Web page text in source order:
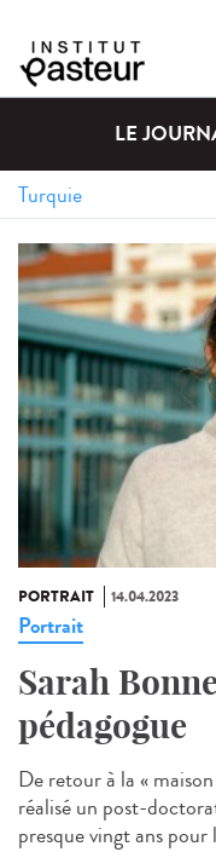
LE
PORTRAIT 14.04.2023
Portrait
Sarah
pédagogue
De retour à la «
réalisé un post-
presque vingt ans pour